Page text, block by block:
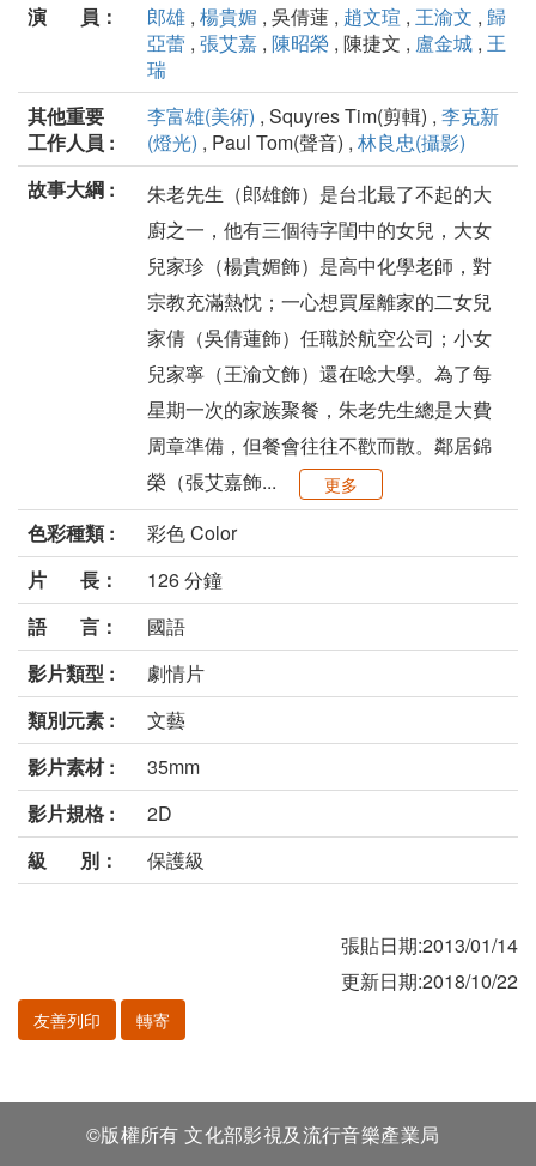
演 員：
郎雄 , 楊貴媚 , 吳倩蓮 , 趙文瑄 , 王渝文 , 歸
亞蕾 , 張艾嘉 , 陳昭榮 , 陳捷文 , 盧金城 , 王
瑞
其他重要
工作人員 :
李富雄(美術) , Squyres Tim(剪輯) , 李克新
(燈光) , Paul Tom(聲音) , 林良忠(攝影)
故事大綱 :
朱老先生（郎雄飾）是台北最了不起的大
廚之一，他有三個待字閨中的女兒，大女
兒家珍（楊貴媚飾）是高中化學老師，對
宗教充滿熱忱；一心想買屋離家的二女兒
家倩（吳倩蓮飾）任職於航空公司；小女
兒家寧（王渝文飾）還在唸大學。為了每
星期一次的家族聚餐，朱老先生總是大費
周章準備，但餐會往往不歡而散。鄰居錦
榮（張艾嘉飾...
更多
色彩種類 :
彩色 Color
片 長：
126 分鐘
語 言：
國語
影片類型 :
劇情片
類別元素 :
文藝
影片素材 :
35mm
影片規格 :
2D
級 別：
保護級
張貼日期:2013/01/14
更新日期:2018/10/22
友善列印 轉寄
©版權所有 文化部影視及流行音樂產業局